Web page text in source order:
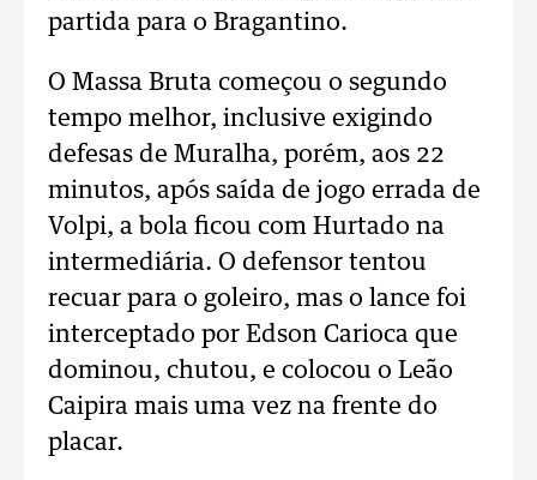
partida para o Bragantino.
O Massa Bruta começou o segundo
tempo melhor, inclusive exigindo
defesas de Muralha, porém, aos 22
minutos, após saída de jogo errada de
Volpi, a bola ficou com Hurtado na
intermediária. O defensor tentou
recuar para o goleiro, mas o lance foi
interceptado por Edson Carioca que
dominou, chutou, e colocou o Leão
Caipira mais uma vez na frente do
placar.